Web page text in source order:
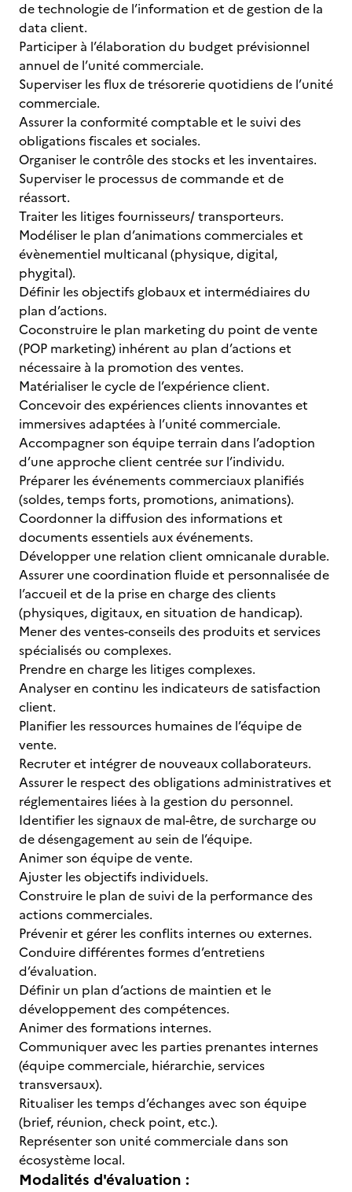
de technologie de l’information et de gestion de la
data client.
Participer à l’élaboration du budget prévisionnel
annuel de l’unité commerciale.
Superviser les flux de trésorerie quotidiens de l’unité
commerciale.
Assurer la conformité comptable et le suivi des
obligations fiscales et sociales.
Organiser le contrôle des stocks et les inventaires.
Superviser le processus de commande et de
réassort.
Traiter les litiges fournisseurs/ transporteurs.
Modéliser le plan d’animations commerciales et
évènementiel multicanal (physique, digital,
phygital).
Définir les objectifs globaux et intermédiaires du
plan d’actions.
Coconstruire le plan marketing du point de vente
(POP marketing) inhérent au plan d’actions et
nécessaire à la promotion des ventes.
Matérialiser le cycle de l’expérience client.
Concevoir des expériences clients innovantes et
immersives adaptées à l’unité commerciale.
Accompagner son équipe terrain dans l’adoption
d’une approche client centrée sur l’individu.
Préparer les événements commerciaux planifiés
(soldes, temps forts, promotions, animations).
Coordonner la diffusion des informations et
documents essentiels aux événements.
Développer une relation client omnicanale durable.
Assurer une coordination fluide et personnalisée de
l’accueil et de la prise en charge des clients
(physiques, digitaux, en situation de handicap).
Mener des ventes-conseils des produits et services
spécialisés ou complexes.
Prendre en charge les litiges complexes.
Analyser en continu les indicateurs de satisfaction
client.
Planifier les ressources humaines de l’équipe de
vente.
Recruter et intégrer de nouveaux collaborateurs.
Assurer le respect des obligations administratives et
réglementaires liées à la gestion du personnel.
Identifier les signaux de mal-être, de surcharge ou
de désengagement au sein de l’équipe.
Animer son équipe de vente.
Ajuster les objectifs individuels.
Construire le plan de suivi de la performance des
actions commerciales.
Prévenir et gérer les conflits internes ou externes.
Conduire différentes formes d’entretiens
d’évaluation.
Définir un plan d’actions de maintien et le
développement des compétences.
Animer des formations internes.
Communiquer avec les parties prenantes internes
(équipe commerciale, hiérarchie, services
transversaux).
Ritualiser les temps d’échanges avec son équipe
(brief, réunion, check point, etc.).
Représenter son unité commerciale dans son
écosystème local.
Modalités d'évaluation :